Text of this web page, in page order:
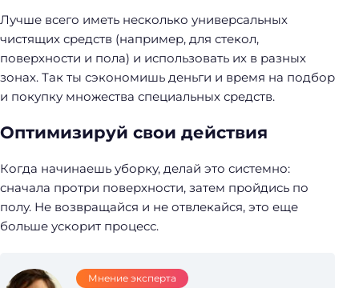
Лучше всего иметь несколько универсальных
чистящих средств (например, для стекол,
поверхности и пола) и использовать их в разных
зонах. Так ты сэкономишь деньги и время на подбор
и покупку множества специальных средств.
Оптимизируй свои действия
Когда начинаешь уборку, делай это системно:
сначала протри поверхности, затем пройдись по
полу. Не возвращайся и не отвлекайся, это еще
больше ускорит процесс.
Мнение эксперта